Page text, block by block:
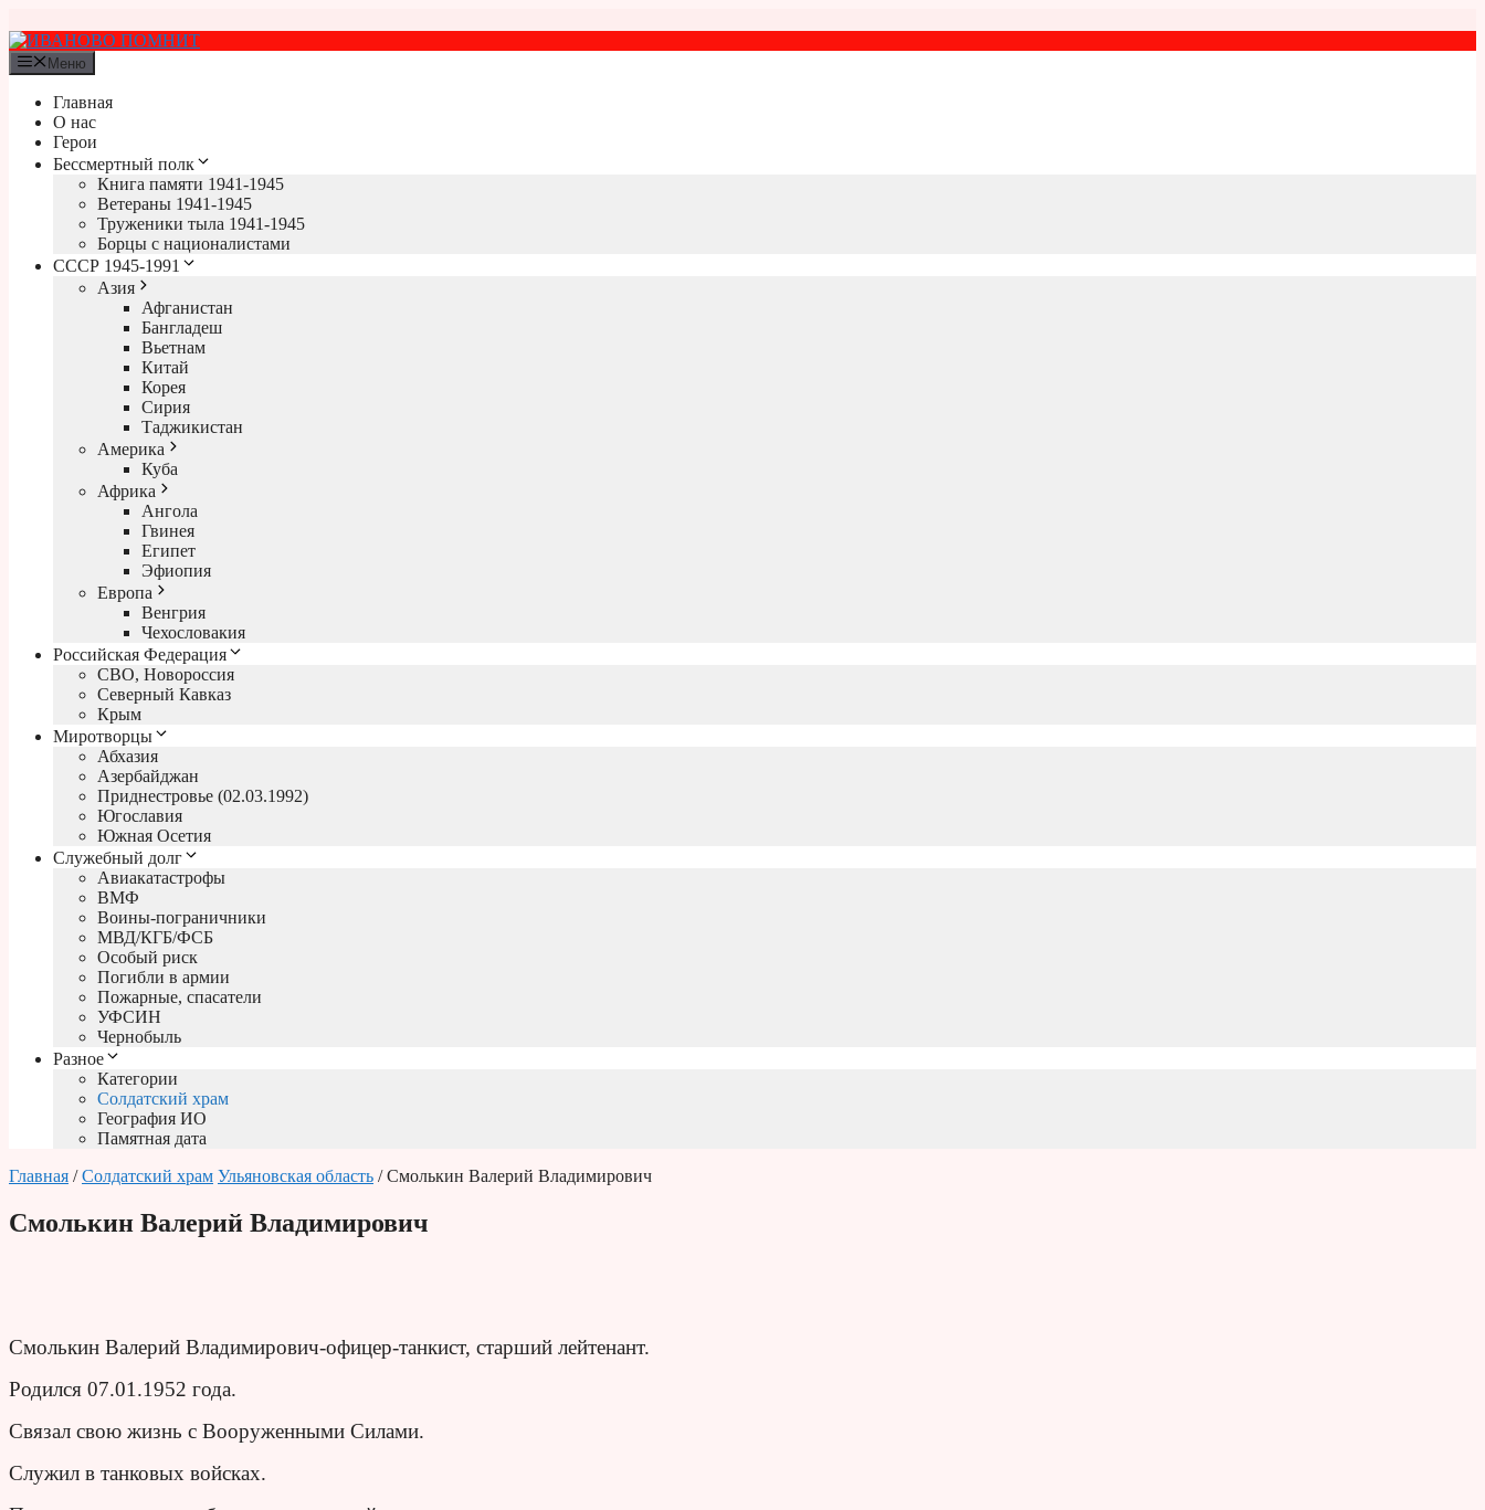
к
содержимому
Меню
Главная
О нас
Герои
Бессмертный полк
Книга памяти 1941-1945
Ветераны 1941-1945
Труженики тыла 1941-1945
Борцы с националистами
СССР 1945-1991
Азия
Афганистан
Бангладеш
Вьетнам
Китай
Корея
Сирия
Таджикистан
Америка
Куба
Африка
Ангола
Гвинея
Египет
Эфиопия
Европа
Венгрия
Чехословакия
Российская Федерация
СВО, Новороссия
Северный Кавказ
Крым
Миротворцы
Абхазия
Азербайджан
Приднестровье (02.03.1992)
Югославия
Южная Осетия
Служебный долг
Авиакатастрофы
ВМФ
Воины-пограничники
МВД/КГБ/ФСБ
Особый риск
Погибли в армии
Пожарные, спасатели
УФСИН
Чернобыль
Разное
Категории
Солдатский храм
География ИО
Памятная дата
Главная /Солдатский храм Ульяновская область / Смолькин Валерий Владимирович
Смолькин Валерий Владимирович
Смолькин Валерий Владимирович-офицер-танкист, старший лейтенант.
Родился 07.01.1952 года.
Связал свою жизнь с Вооруженными Силами.
Служил в танковых войсках.